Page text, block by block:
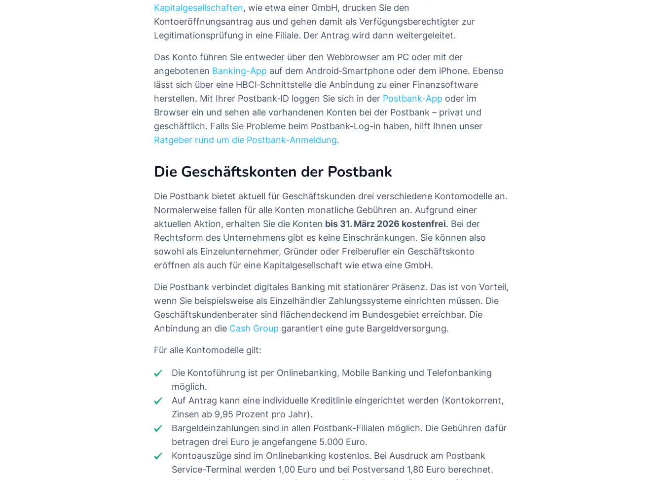
Kapitalgesellschaften, wie etwa einer GmbH, drucken Sie den
Kontoeröffnungsantrag aus und gehen damit als Verfügungsberechtigter zur
Legitimationsprüfung in eine Filiale. Der Antrag wird dann weitergeleitet.
Das Konto führen Sie entweder über den Webbrowser am PC oder mit der
angebotenen Banking-App auf dem Android‑Smartphone oder dem iPhone. Ebenso
lässt sich über eine HBCI‑Schnittstelle die Anbindung zu einer Finanzsoftware
herstellen. Mit Ihrer Postbank‑ID loggen Sie sich in der Postbank-App oder im
Browser ein und sehen alle vorhandenen Konten bei der Postbank – privat und
geschäftlich. Falls Sie Probleme beim Postbank-Log-in haben, hilft Ihnen unser
Ratgeber rund um die Postbank-Anmeldung.
Die Geschäftskonten der Postbank
Die Postbank bietet aktuell für Geschäftskunden drei verschiedene Kontomodelle an.
Normalerweise fallen für alle Konten monatliche Gebühren an. Aufgrund einer
aktuellen Aktion, erhalten Sie die Konten bis 31. März 2026 kostenfrei. Bei der
Rechtsform des Unternehmens gibt es keine Einschränkungen. Sie können also
sowohl als Einzelunternehmer, Gründer oder Freiberufler ein Geschäftskonto
eröffnen als auch für eine Kapitalgesellschaft wie etwa eine GmbH.
Die Postbank verbindet digitales Banking mit stationärer Präsenz. Das ist von Vorteil,
wenn Sie beispielsweise als Einzelhändler Zahlungssysteme einrichten müssen. Die
Geschäftskundenberater sind flächendeckend im Bundesgebiet erreichbar. Die
Anbindung an die Cash Group garantiert eine gute Bargeldversorgung.
Für alle Kontomodelle gilt:
Die Kontoführung ist per Onlinebanking, Mobile Banking und Telefonbanking
möglich.
Auf Antrag kann eine individuelle Kreditlinie eingerichtet werden (Kontokorrent,
Zinsen ab 9,95 Prozent pro Jahr).
Bargeldeinzahlungen sind in allen Postbank-Filialen möglich. Die Gebühren dafür
betragen drei Euro je angefangene 5.000 Euro.
Kontoauszüge sind im Onlinebanking kostenlos. Bei Ausdruck am Postbank
Service-Terminal werden 1,00 Euro und bei Postversand 1,80 Euro berechnet.